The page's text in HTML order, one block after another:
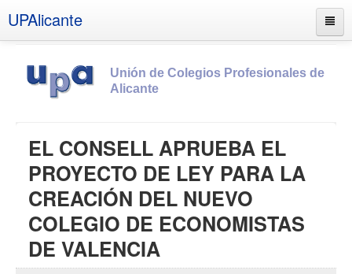
UPAlicante
Unión de Colegios Profesionales de
Alicante
Socios
Estatutos
Documentos
Boletines
EL CONSELL APRUEBA EL
PROYECTO DE LEY PARA LA
CREACIÓN DEL NUEVO
COLEGIO DE ECONOMISTAS
DE VALENCIA